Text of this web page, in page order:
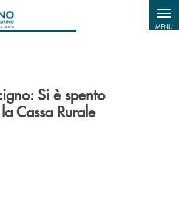
MENU
Si è spento
Cassa Rurale